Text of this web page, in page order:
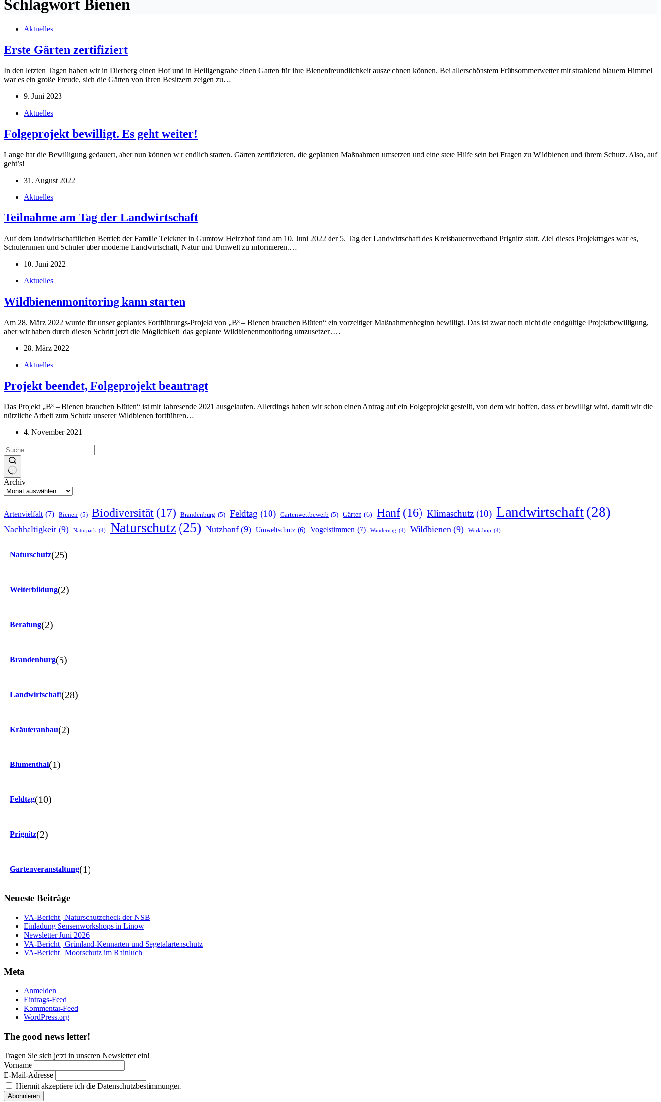
Schlagwort Bienen
Aktuelles
Erste Gärten zertifiziert
In den letzten Tagen haben wir in Dierberg einen Hof und in Heiligengrabe einen Garten für ihre Bienenfreundlichkeit auszeichnen können. Bei allerschönstem Frühsommerwetter mit strahlend blauem Himmel
war es ein große Freude, sich die Gärten von ihren Besitzern zeigen zu…
9. Juni 2023
Aktuelles
Folgeprojekt bewilligt. Es geht weiter!
Lange hat die Bewilligung gedauert, aber nun können wir endlich starten. Gärten zertifizieren, die geplanten Maßnahmen umsetzen und eine stete Hilfe sein bei Fragen zu Wildbienen und ihrem Schutz. Also, auf
geht’s!
31. August 2022
Aktuelles
Teilnahme am Tag der Landwirtschaft
Auf dem landwirtschaftlichen Betrieb der Familie Teickner in Gumtow Heinzhof fand am 10. Juni 2022 der 5. Tag der Landwirtschaft des Kreisbauernverband Prignitz statt. Ziel dieses Projekttages war es,
Schülerinnen und Schüler über moderne Landwirtschaft, Natur und Umwelt zu informieren.…
10. Juni 2022
Aktuelles
Wildbienenmonitoring kann starten
Am 28. März 2022 wurde für unser geplantes Fortführungs-Projekt von „B³ – Bienen brauchen Blüten“ ein vorzeitiger Maßnahmenbeginn bewilligt. Das ist zwar noch nicht die endgültige Projektbewilligung,
aber wir haben durch diesen Schritt jetzt die Möglichkeit, das geplante Wildbienenmonitoring umzusetzen.…
28. März 2022
Aktuelles
Projekt beendet, Folgeprojekt beantragt
Das Projekt „B³ – Bienen brauchen Blüten“ ist mit Jahresende 2021 ausgelaufen. Allerdings haben wir schon einen Antrag auf ein Folgeprojekt gestellt, von dem wir hoffen, dass er bewilligt wird, damit wir die
nützliche Arbeit zum Schutz unserer Wildbienen fortführen…
4. November 2021
Archiv
Artenvielfalt (7) Bienen (5) Biodiversität (17) Brandenburg (5) Feldtag (10) Gartenwettbewerb (5) Gärten (6) Hanf (16) Klimaschutz (10) Landwirtschaft(28)
Nachhaltigkeit (9) Naturpark (4) Naturschutz(25) Nutzhanf (9) Umweltschutz (6) Vogelstimmen (7) Wanderung (4) Wildbienen (9) Workshop (4)
Naturschutz(25)
Weiterbildung(2)
Beratung(2)
Brandenburg(5)
Landwirtschaft(28)
Kräuteranbau(2)
Blumenthal(1)
Feldtag(10)
Prignitz(2)
Gartenveranstaltung(1)
Neueste Beiträge
VA-Bericht | Naturschutzcheck der NSB
Einladung Sensenworkshops in Linow
Newsletter Juni 2026
VA-Bericht | Grünland-Kennarten und Segetalartenschutz
VA-Bericht | Moorschutz im Rhinluch
Meta
Anmelden
Eintrags-Feed
Kommentar-Feed
WordPress.org
The good news letter!
Tragen Sie sich jetzt in unseren Newsletter ein!
Vorname
E-Mail-Adresse
Hiermit akzeptiere ich die Datenschutzbestimmungen